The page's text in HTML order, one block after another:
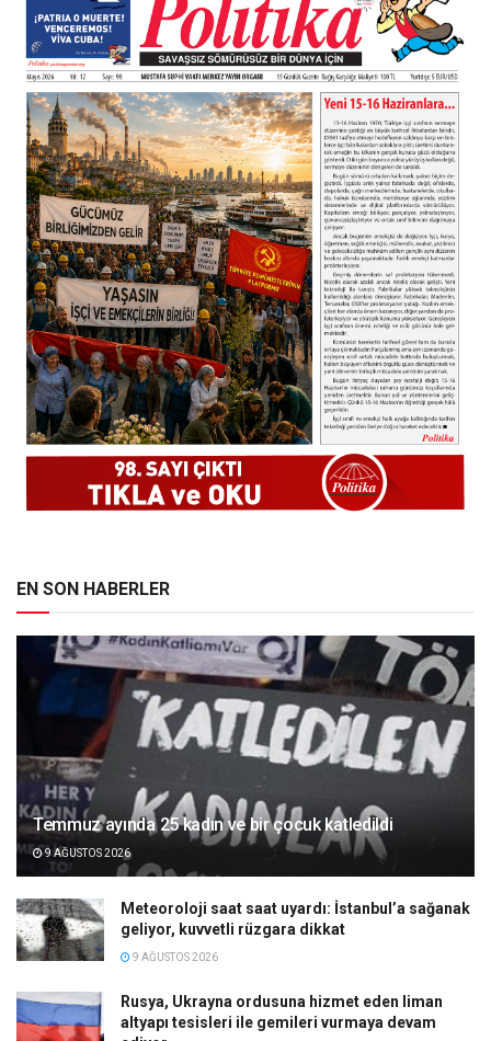
EN SON HABERLER
Temmuz ayında 25 kadın ve bir çocuk katledildi
9 AĞUSTOS 2026
Meteoroloji saat saat uyardı: İstanbul’a sağanak
geliyor, kuvvetli rüzgara dikkat
9 AĞUSTOS 2026
Rusya, Ukrayna ordusuna hizmet eden liman
altyapı tesisleri ile gemileri vurmaya devam